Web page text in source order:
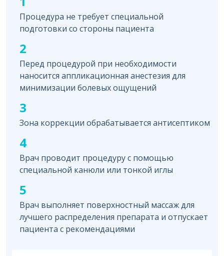
Процедура не требует специальной
подготовки со стороны пациента
2
Перед процедурой при необходимости
наносится аппликационная анестезия для
минимизации болевых ощущений
3
Зона коррекции обрабатывается антисептиком
4
Врач проводит процедуру с помощью
специальной канюли или тонкой иглы
5
Врач выполняет поверхностный массаж для
лучшего распределения препарата и отпускает
пациента с рекомендациями